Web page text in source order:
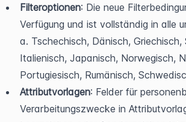
Filteroptionen: Die neue
Verfügung und ist vollständig in alle
a. Tschechisch, Dänisch,
Italienisch, Japanisch, Norwegisch,
Portugiesisch, Rumänisch,
Attributvorlagen: Felder für
Verarbeitungszwecke in